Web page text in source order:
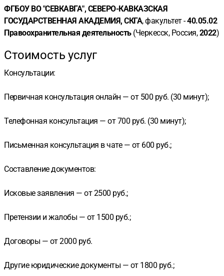
ФГБОУ ВО "СЕВКАВГА", СЕВЕРО-КАВКАЗСКАЯ
ГОСУДАРСТВЕННАЯ АКАДЕМИЯ, СКГА, факультет -40.05.02
Правоохранительная деятельность(Черкесск, Россия,2022)
Стоимость услуг
Консультации:
Первичная консультация онлайн — от 500 руб. (30 минут);
Телефонная консультация — от 700 руб. (30 минут);
Письменная консультация в чате — от 600 руб.;
Составление документов:
Исковые заявления — от 2500 руб.;
Претензии и жалобы — от 1500 руб.;
Договоры — от 2000 руб.
Другие юридические документы — от 1800 руб.;